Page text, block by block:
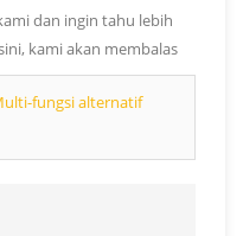
dan ingin tahu lebih
kami akan membalas
fungsi alternatif